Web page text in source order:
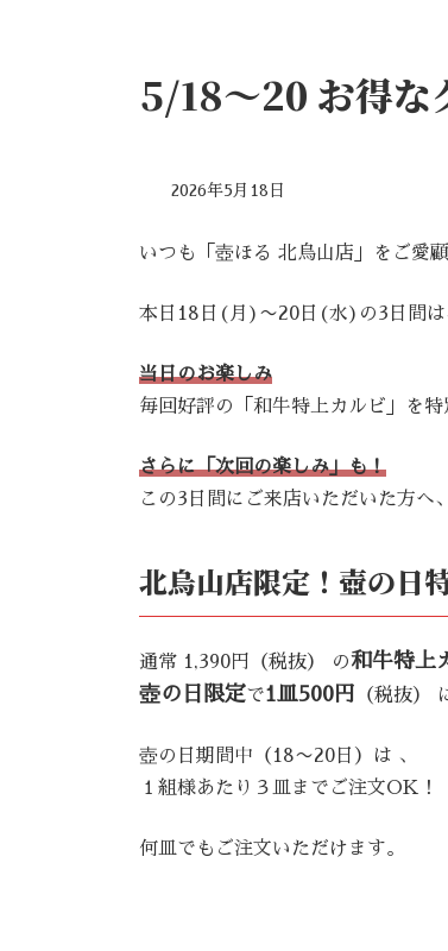
5/18〜20 お得な
2026年5月18日
いつも「壺ほる 北烏山店」をご愛
本日18日(月)〜20日(水)の3日間は
当日のお楽しみ
毎回好評の「和牛特上カルビ」を
さらに「次回の楽しみ」も！
この3日間にご来店いただいた方へ
北烏山店限定！壺の日
通常 1,390円（税抜） の和牛特上
壺の日限定で1皿500円 （税抜）
壺の日期間中（18〜20日）は 、
１組様あたり３皿までご注文OK！
何皿でもご注文いただけます。